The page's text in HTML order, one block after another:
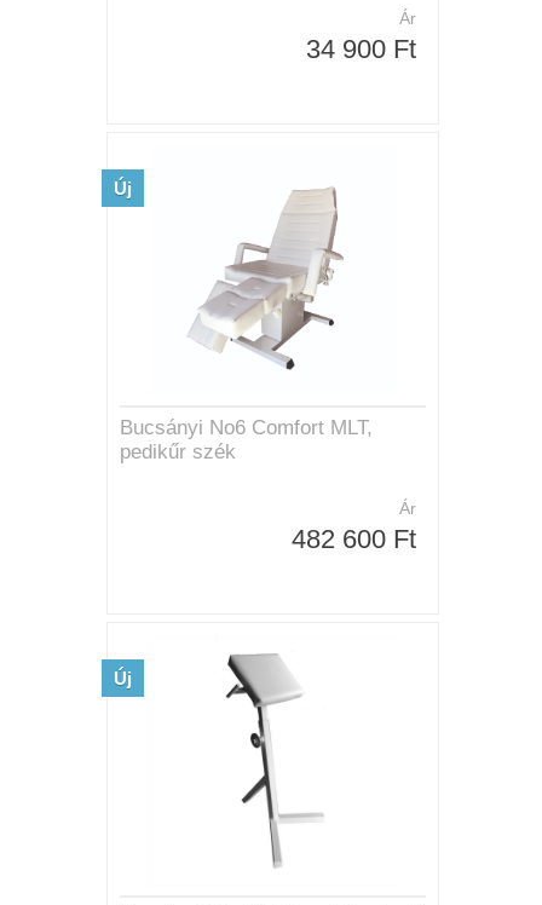
Ár
34 900 Ft
Bucsányi No6 Comfort MLT,
pedikűr szék
Ár
482 600 Ft
Új
Új